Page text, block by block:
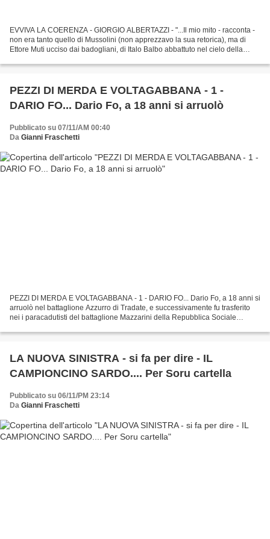
EVVIVA LA COERENZA - GIORGIO ALBERTAZZI - "...Il mio mito - racconta -
non era tanto quello di Mussolini (non apprezzavo la sua retorica), ma di
Ettore Muti ucciso dai badogliani, di Italo Balbo abbattuto nel cielo della
PEZZI DI MERDA E VOLTAGABBANA - 1 -
DARIO FO... Dario Fo, a 18 anni si arruolò
Pubblicato su 07/11/AM 00:40
Da Gianni Fraschetti
PEZZI DI MERDA E VOLTAGABBANA - 1 - DARIO FO... Dario Fo, a 18 anni si
arruolò nel battaglione Azzurro di Tradate, e successivamente fu trasferito
nei i paracadutisti del battaglione Mazzarini della Repubblica Sociale
LA NUOVA SINISTRA - si fa per dire - IL
CAMPIONCINO SARDO.... Per Soru cartella
Pubblicato su 06/11/PM 23:14
Da Gianni Fraschetti